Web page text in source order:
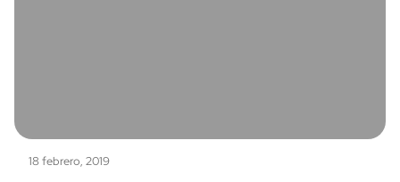
18 febrero, 2019